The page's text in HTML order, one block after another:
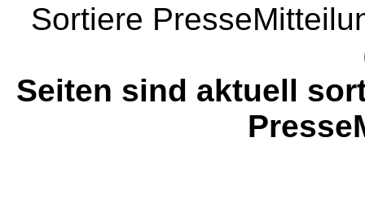
Sortiere
Seiten sind aktuell